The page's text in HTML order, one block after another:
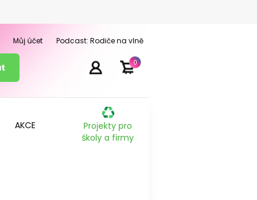
0
AKCE
Projekty pro
školy a firmy
Můj účet Podcast: Rodiče na vlně